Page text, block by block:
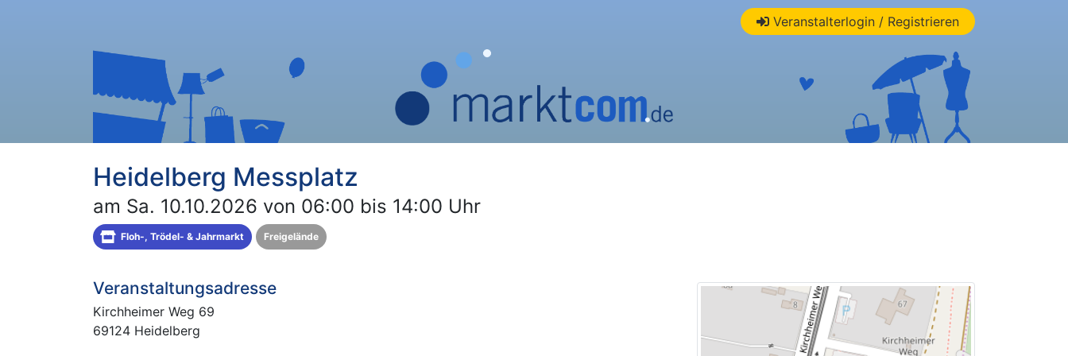
Veranstalterlogin / Registrieren
Heidelberg Messplatz
am Sa. 10.10.2026 von 06:00 bis 14:00 Uhr
Floh-, Trödel- & Jahrmarkt Freigelände
Veranstaltungsadresse
Kirchheimer Weg 69
69124 Heidelberg